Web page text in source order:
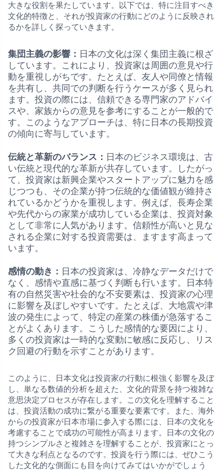
大きな役割を果たしています。以下では、特に注目すべき
文化的特徴と、それが投資家の行動にどのように反映され
るかを詳しく探っていきます。
集団主義の影響： 日本の文化は深く集団主義に根ざ
しています。これにより、投資家は周囲の意見や行
動を重視しがちです。たとえば、友人や同僚と情報
を共有し、共同での判断を行うケースが多く見られ
ます。投資の際には、信頼できる専門家のアドバイ
スや、家族からの意見を参考にすることが一般的で
す。このようなアプローチは、特に日本の長期投資
の傾向に寄与しています。
伝統と革新のバランス： 日本のビジネス環境は、古
い伝統と現代的な革新が共存しています。したがっ
て、投資家は新興企業やスタートアップに魅力を感
じつつも、その企業が持つ伝統的な価値観が維持さ
れているかどうかを重視します。例えば、長寿企業
や先代からの家業が成功している企業は、投資対象
として非常に人気があります。信頼性が高いと見な
される企業に対する投資需要は、ますます高まって
います。
感情の動き： 日本の投資家は、冷静なデータだけで
なく、感情や直感に基づく判断も行います。日本特
有の自然災害や社会的な不安要素は、投資家の心理
に影響を及ぼしやすいです。たとえば、大地震や津
波の発生によって、特定の産業の株価が急落するこ
とがよくあります。こうした感情的な要因により、
多くの投資家は一時的な変動に敏感に反応し、リス
ク回避の行動を示すことがあります。
このように、日本文化は投資家の行動に根強く影響を及ぼ
し、単なる数値的分析を超えた、文化的背景を持つ複雑な
意思決定プロセスが存在します。この文化を理解すること
は、投資活動の成功に繋がる重要な要素です。また、海外
からの投資家が日本市場に参入する際には、日本の文化を
考慮することで成功の可能性が高まります。日本の文化の
持つシンプルさと複雑さを理解することが、投資家にとっ
て大きな利点となるのです。投資を行う際には、ぜひこう
した文化的な側面にも目を向けてみてはいかがでしょう